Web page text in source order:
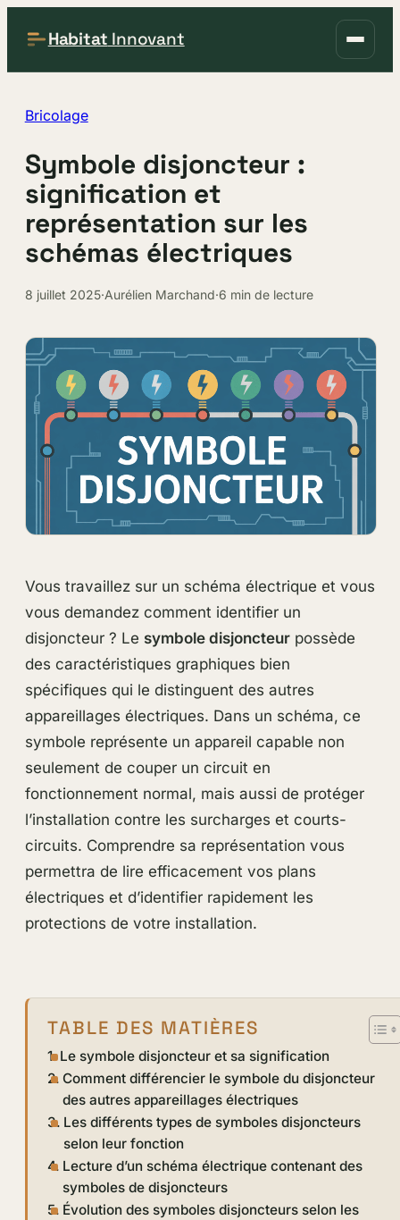
Habitat Innovant
Bricolage
Symbole disjoncteur :
signification et
représentation sur les
schémas électriques
8 juillet 2025·Aurélien Marchand·6 min de lecture
Vous travaillez sur un schéma électrique et vous
vous demandez comment identifier un
disjoncteur ? Le symbole disjoncteurpossède
des caractéristiques graphiques bien
spécifiques qui le distinguent des autres
appareillages électriques. Dans un schéma, ce
symbole représente un appareil capable non
seulement de couper un circuit en
fonctionnement normal, mais aussi de protéger
l’installation contre les surcharges et courts-
circuits. Comprendre sa représentation vous
permettra de lire efficacement vos plans
électriques et d’identifier rapidement les
protections de votre installation.
TABLE DES MATIÈRES
Le symbole disjoncteur et sa signification
Comment différencier le symbole du disjoncteur
des autres appareillages électriques
Les différents types de symboles disjoncteurs
selon leur fonction
Lecture d’un schéma électrique contenant des
symboles de disjoncteurs
Évolution des symboles disjoncteurs selon les